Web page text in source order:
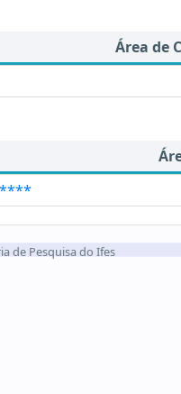
Área de
de Pesquisa do Ifes